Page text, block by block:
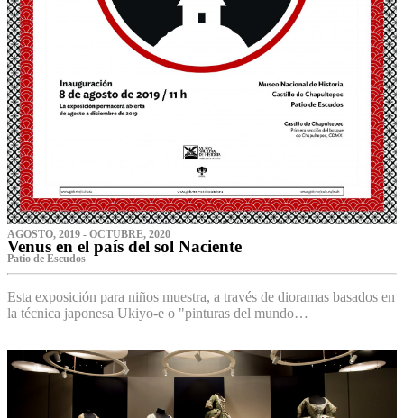
AGOSTO, 2019 - OCTUBRE, 2020
Venus en el país del sol Naciente
P‌atio de Escudos
Esta exposición para niños muestra, a través de dioramas basados en
la técnica japonesa Ukiyo-e o "pinturas del mundo…